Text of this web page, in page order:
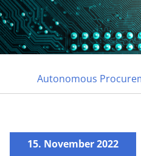
Autonomous
Autonomous
15. November 2022